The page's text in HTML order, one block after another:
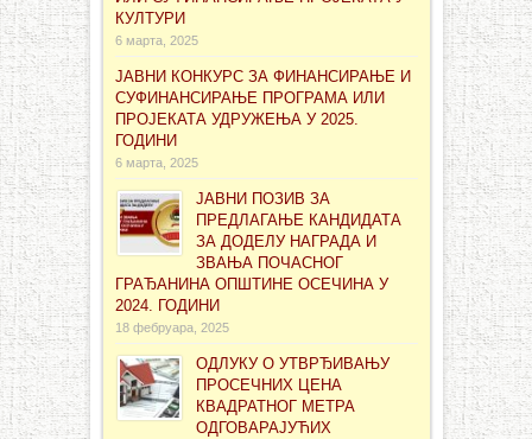
КУЛТУРИ
6 марта, 2025
ЈАВНИ КОНКУРС ЗА ФИНАНСИРАЊЕ И
СУФИНАНСИРАЊЕ ПРОГРАМА ИЛИ
ПРОЈЕКАТА УДРУЖЕЊА У 2025.
ГОДИНИ
6 марта, 2025
ЈАВНИ ПОЗИВ ЗА
ПРЕДЛАГАЊЕ КАНДИДАТА
ЗА ДОДЕЛУ НАГРАДА И
ЗВАЊА ПОЧАСНОГ
ГРАЂАНИНА ОПШТИНЕ ОСЕЧИНА У
2024. ГОДИНИ
18 фебруара, 2025
ОДЛУКУ О УТВРЂИВАЊУ
ПРОСЕЧНИХ ЦЕНА
КВАДРАТНОГ МЕТРА
ОДГОВАРАЈУЋИХ